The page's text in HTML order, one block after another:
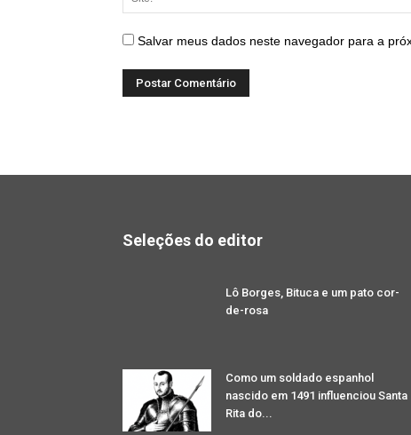
Salvar meus dados neste navegador para a
Seleções do editor
Lô Borges, Bituca e um pato cor-
de-rosa
Como um soldado espanhol
nascido em 1491 influenciou Santa
Rita do...